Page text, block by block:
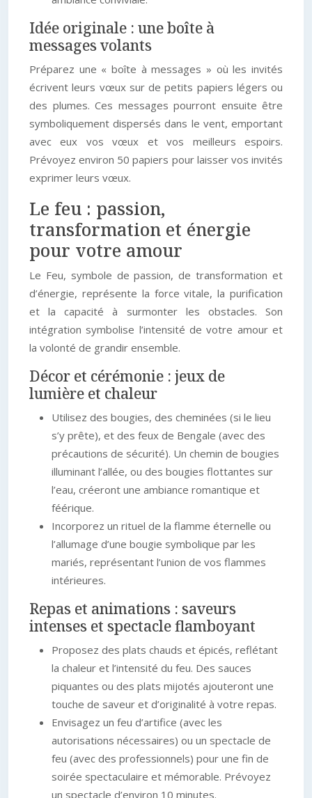
Idée originale : une boîte à
messages volants
Préparez une « boîte à messages » où les invités
écrivent leurs vœux sur de petits papiers légers ou
des plumes. Ces messages pourront ensuite être
symboliquement dispersés dans le vent, emportant
avec eux vos vœux et vos meilleurs espoirs.
Prévoyez environ 50 papiers pour laisser vos invités
exprimer leurs vœux.
Le feu : passion,
transformation et énergie
pour votre amour
Le Feu, symbole de passion, de transformation et
d’énergie, représente la force vitale, la purification
et la capacité à surmonter les obstacles. Son
intégration symbolise l’intensité de votre amour et
la volonté de grandir ensemble.
Décor et cérémonie : jeux de
lumière et chaleur
Utilisez des bougies, des cheminées (si le lieu
s’y prête), et des feux de Bengale (avec des
précautions de sécurité). Un chemin de bougies
illuminant l’allée, ou des bougies flottantes sur
l’eau, créeront une ambiance romantique et
féérique.
Incorporez un rituel de la flamme éternelle ou
l’allumage d’une bougie symbolique par les
mariés, représentant l’union de vos flammes
intérieures.
Repas et animations : saveurs
intenses et spectacle flamboyant
Proposez des plats chauds et épicés, reflétant
la chaleur et l’intensité du feu. Des sauces
piquantes ou des plats mijotés ajouteront une
touche de saveur et d’originalité à votre repas.
Envisagez un feu d’artifice (avec les
autorisations nécessaires) ou un spectacle de
feu (avec des professionnels) pour une fin de
soirée spectaculaire et mémorable. Prévoyez
un spectacle d’environ 10 minutes.